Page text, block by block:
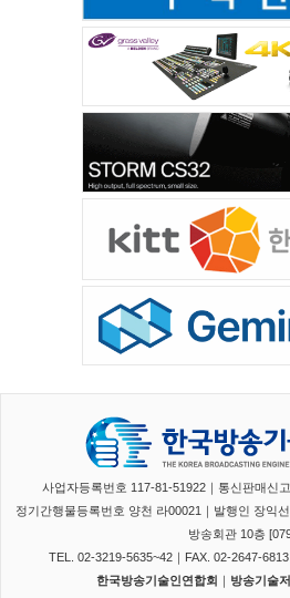
사업자등록번호 117-81-51922｜통신판매신
정기간행물등록번호 양천 라00021｜발행인 장익
방송회관 10층
TEL. 02-3219-5635~42｜FAX. 02-2647-
한국방송기술인연합회 ｜ 방송기술